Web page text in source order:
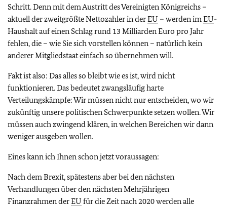
Schritt. Denn mit dem Austritt des Vereinigten Königreichs –
aktuell der zweitgrößte Nettozahler in derEU – werden imEU-
Haushalt auf einen Schlag rund 13 Milliarden Euro pro Jahr
fehlen, die – wie Sie sich vorstellen können – natürlich kein
anderer Mitgliedstaat einfach so übernehmen will.
Fakt ist also: Das alles so bleibt wie es ist, wird nicht
funktionieren. Das bedeutet zwangsläufig harte
Verteilungskämpfe: Wir müssen nicht nur entscheiden, wo wir
zukünftig unsere politischen Schwerpunkte setzen wollen. Wir
müssen auch zwingend klären, in welchen Bereichen wir dann
weniger ausgeben wollen.
Eines kann ich Ihnen schon jetzt voraussagen:
Nach dem Brexit, spätestens aber bei den nächsten
Verhandlungen über den nächsten Mehrjährigen
Finanzrahmen derEU für die Zeit nach 2020 werden alle